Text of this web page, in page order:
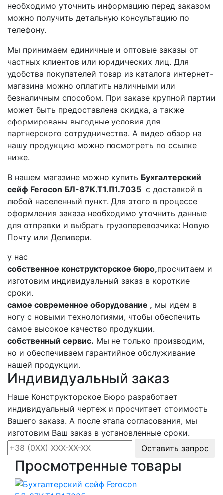
необходимо уточнить информацию перед заказом
можно получить детальную консультацию по
телефону.
Мы принимаем единичные и оптовые заказы от
частных клиентов или юридических лиц. Для
удобства покупателей товар из каталога интернет-
магазина можно оплатить наличными или
безналичным способом. При заказе крупной партии
может быть предоставлена скидка, а также
сформированы выгодные условия для
партнерского сотрудничества. А видео обзор на
нашу продукцию можно посмотреть по ссылке
ниже.
В нашем магазине можно купить Бухгалтерский
сейф Ferocon БЛ-87К.Т1.П1.7035 с доставкой в
любой населенный пункт. Для этого в процессе
оформления заказа необходимо уточнить данные
для отправки и выбрать грузоперевозчика: Новую
Почту или Деливери.
у нас
собственное конструкторское бюро,просчитаем и
изготовим индивидуальный заказ в короткие
сроки.
самое современное оборудование , мы идем в
ногу с новыми технологиями, чтобы обеспечить
самое высокое качество продукции.
собственный сервис. Мы не только производим,
но и обеспечиваем гарантийное обслуживание
нашей продукции.
Индивидуальный заказ
Наше Конструкторское Бюро разработает
индивидуальный чертеж и просчитает стоимость
Вашего заказа. А после этапа согласования, мы
изготовим Ваш заказ в установленные сроки.
Оставить запрос
Просмотренные товары